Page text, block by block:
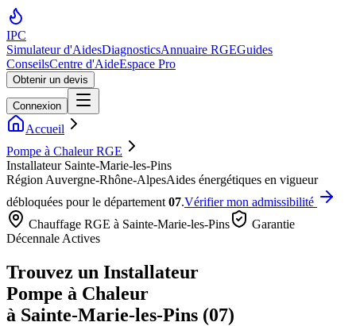
IPC
Simulateur d'AidesDiagnosticsAnnuaire RGEGuides
ConseilsCentre d'AideEspace Pro
Obtenir un devis
Connexion
Accueil
Pompe à Chaleur RGE
Installateur Sainte-Marie-les-Pins
Région Auvergne-Rhône-AlpesAides énergétiques en vigueur
débloquées pour le département 07.Vérifier mon admissibilité
Chauffage RGE à Sainte-Marie-les-Pins
Garantie
Décennale Actives
Trouvez un Installateur
Pompe à Chaleur
à Sainte-Marie-les-Pins (07)